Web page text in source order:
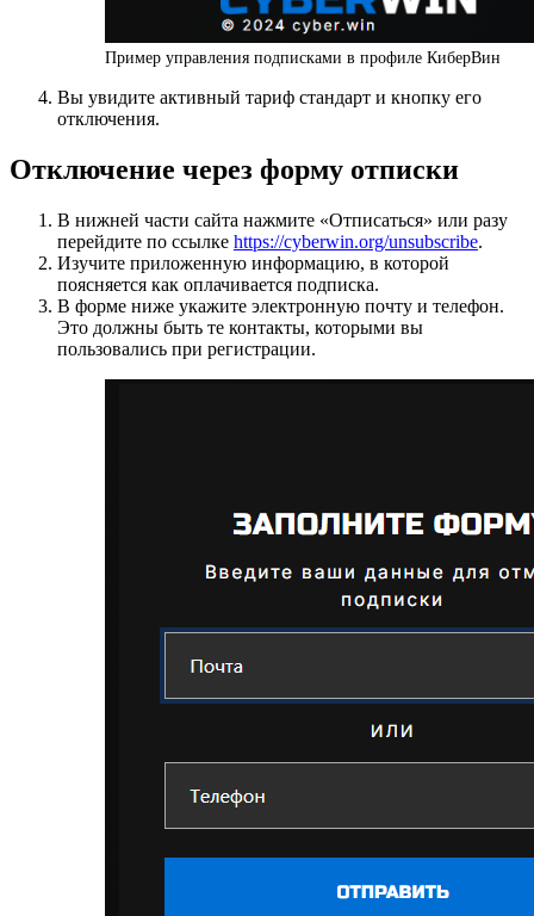
Пример управления подписками в профиле КиберВин
Вы увидите активный тариф стандарт и кнопку его
отключения.
Отключение через форму отписки
В нижней части сайта нажмите «Отписаться» или разу
перейдите по ссылке https://cyberwin.org/unsubscribe.
Изучите приложенную информацию, в которой
поясняется как оплачивается подписка.
В форме ниже укажите электронную почту и телефон.
Это должны быть те контакты, которыми вы
пользовались при регистрации.